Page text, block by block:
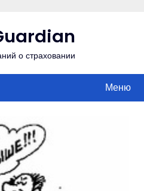
о страховании
Меню